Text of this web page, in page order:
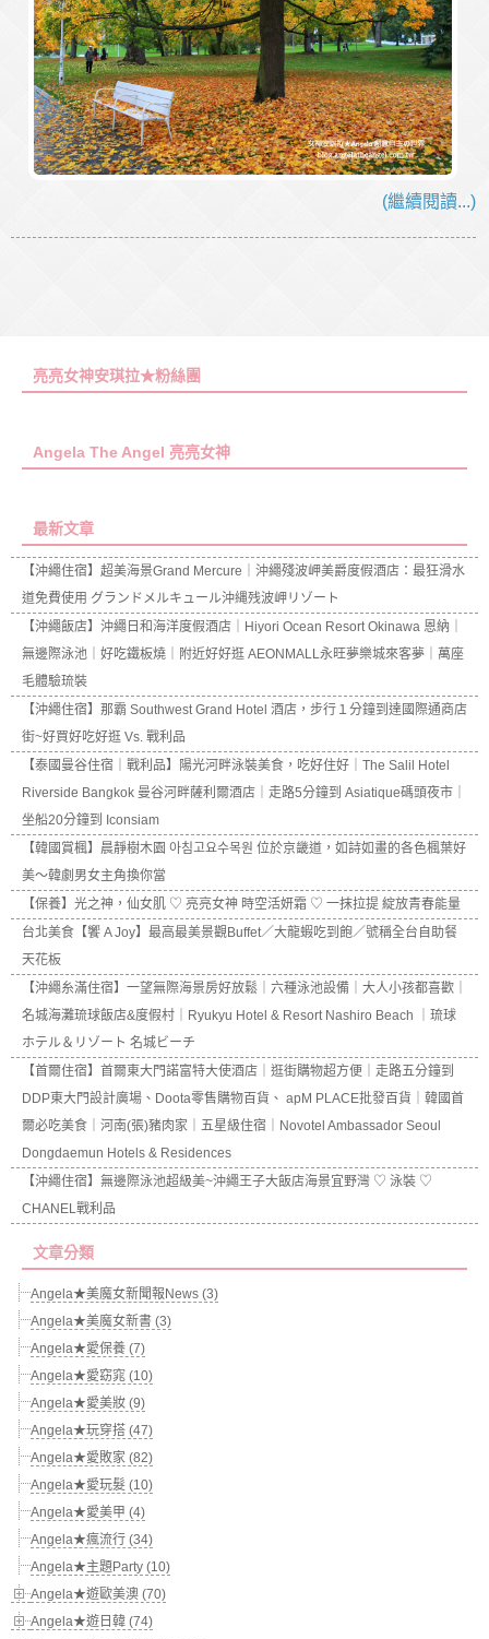
(繼續閱讀...)
亮亮女神安琪拉★粉絲團
Angela The Angel 亮亮女神
最新文章
【沖繩住宿】超美海景Grand Mercure｜沖繩殘波岬美爵度假酒店：最狂滑水
道免費使用 グランドメルキュール沖縄残波岬リゾート
【沖繩飯店】沖繩日和海洋度假酒店｜Hiyori Ocean Resort Okinawa 恩納｜
無邊際泳池｜好吃鐵板燒｜附近好好逛 AEONMALL永旺夢樂城來客夢｜萬座
毛體驗琉裝
【沖繩住宿】那霸 Southwest Grand Hotel 酒店，步行１分鐘到達國際通商店
街~好買好吃好逛 Vs. 戰利品
【泰國曼谷住宿｜戰利品】陽光河畔泳裝美食，吃好住好｜The Salil Hotel
Riverside Bangkok 曼谷河畔薩利爾酒店｜走路5分鐘到 Asiatique碼頭夜市｜
坐船20分鐘到 Iconsiam
【韓國賞楓】晨靜樹木園 아침고요수목원 位於京畿道，如詩如畫的各色楓葉好
美～韓劇男女主角換你當
【保養】光之神，仙女肌 ♡ 亮亮女神 時空活妍霜 ♡ 一抹拉提 綻放青春能量
台北美食【饗 A Joy】最高最美景觀Buffet／大龍蝦吃到飽／號稱全台自助餐
天花板
【沖繩糸滿住宿】一望無際海景房好放鬆｜六種泳池設備｜大人小孩都喜歡｜
名城海灘琉球飯店&度假村｜Ryukyu Hotel & Resort Nashiro Beach ｜琉球
ホテル＆リゾート 名城ビーチ
【首爾住宿】首爾東大門諾富特大使酒店｜逛街購物超方便｜走路五分鐘到
DDP東大門設計廣場、Doota零售購物百貨、 apM PLACE批發百貨｜韓國首
爾必吃美食｜河南(張)豬肉家｜五星級住宿｜Novotel Ambassador Seoul
Dongdaemun Hotels & Residences
【沖繩住宿】無邊際泳池超級美~沖繩王子大飯店海景宜野灣 ♡ 泳裝 ♡
CHANEL戰利品
文章分類
Angela★美魔女新聞報News (3)
Angela★美魔女新書 (3)
Angela★愛保養 (7)
Angela★愛窈窕 (10)
Angela★愛美妝 (9)
Angela★玩穿搭 (47)
Angela★愛敗家 (82)
Angela★愛玩髮 (10)
Angela★愛美甲 (4)
Angela★瘋流行 (34)
Angela★主題Party (10)
Angela★遊歐美澳 (70)
Angela★遊日韓 (74)